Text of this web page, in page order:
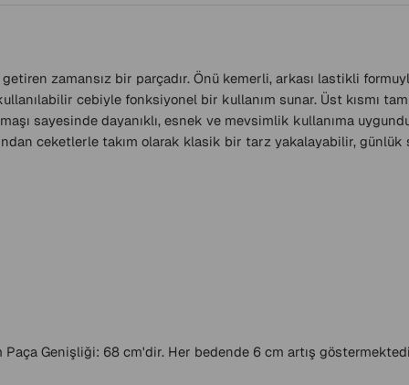
zamansız bir parçadır. Önü kemerli, arkası lastikli
cebiyle fonksiyonel bir kullanım sunar. Üst kısmı tam
sayesinde dayanıklı, esnek ve mevsimlik kullanıma
ceketlerle takım olarak klasik bir tarz yakalayabilir,
Genişliği: 68 cm'dir. Her bedende 6 cm artış